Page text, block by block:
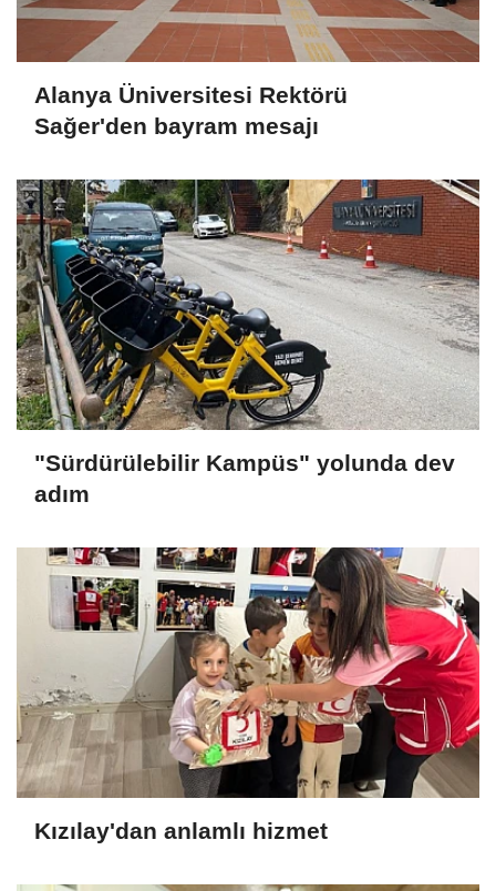
Alanya Üniversitesi Rektörü
Sağer'den bayram mesajı
"Sürdürülebilir Kampüs" yolunda dev
adım
Kızılay'dan anlamlı hizmet